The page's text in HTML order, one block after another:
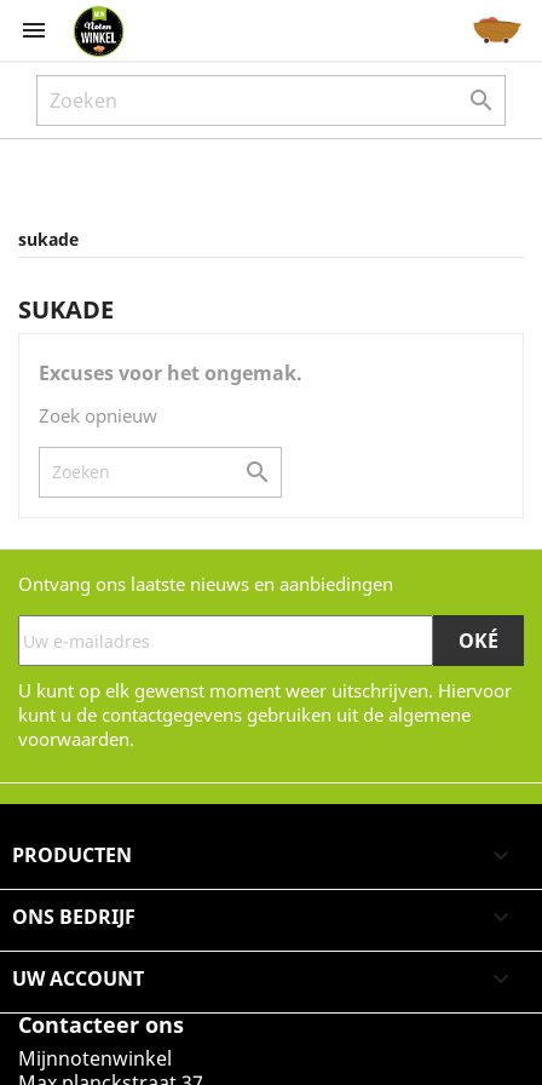


sukade
SUKADE
Excuses voor het ongemak.
Zoek opnieuw

Ontvang ons laatste nieuws en aanbiedingen
U kunt op elk gewenst moment weer uitschrijven. Hiervoor
kunt u de contactgegevens gebruiken uit de algemene
voorwaarden.
PRODUCTEN 
ONS BEDRIJF 
UW ACCOUNT

Contacteer ons
Mijnnotenwinkel